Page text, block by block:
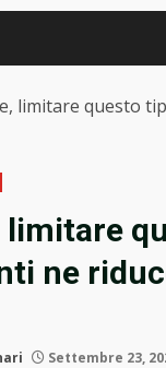
limitare questo
limitare
ne
Settembre 23,